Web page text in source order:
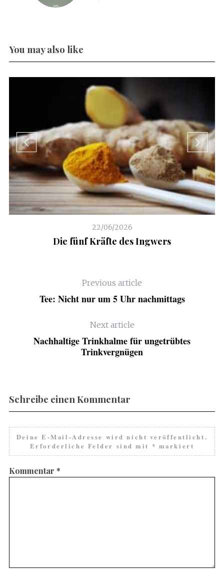
You may also like
22/06/2026
Die fünf Kräfte des Ingwers
Previous article
Tee: Nicht nur um 5 Uhr nachmittags
Next article
Nachhaltige Trinkhalme für ungetrübtes
Trinkvergnügen
Schreibe einen Kommentar
Deine E-Mail-Adresse wird nicht veröffentlicht.
Erforderliche Felder sind mit * markiert
Kommentar *